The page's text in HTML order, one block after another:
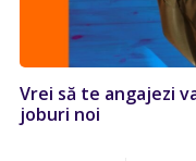
Vrei să te angajezi
joburi noi